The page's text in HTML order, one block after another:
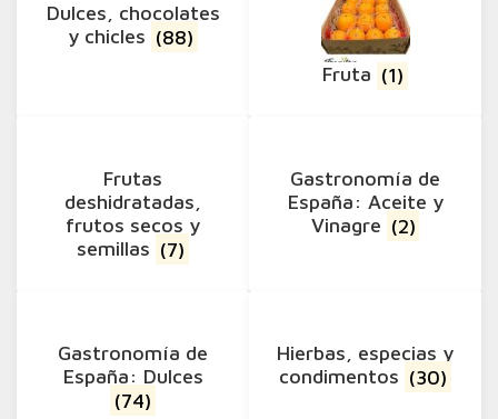
Dulces, chocolates
y chicles (88)
Fruta (1)
Frutas
deshidratadas,
frutos secos y
semillas (7)
Gastronomía de
España: Aceite y
Vinagre (2)
Gastronomía de
España: Dulces
(74)
Hierbas, especias y
condimentos (30)